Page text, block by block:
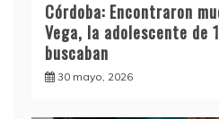
Córdoba: Encontraron
Vega, la adolescente de
buscaban
30 mayo, 2026